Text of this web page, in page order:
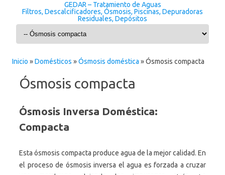
GEDAR – Tratamiento de Aguas
Filtros, Descalcificadores, Ósmosis, Piscinas, Depuradoras
Residuales, Depósitos
Skip to content
Inicio »Domésticos »Ósmosis doméstica »Ósmosis compacta
Ósmosis compacta
Ósmosis Inversa Doméstica:
Compacta
Esta ósmosis compacta produce agua de la mejor calidad. En
el proceso de ósmosis inversa el agua es forzada a cruzar